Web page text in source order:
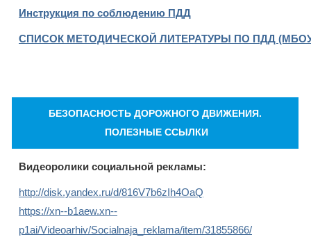
Инструкция по соблюдению ПДД
СПИСОК МЕТОДИЧЕСКОЙ ЛИТЕРАТУРЫ ПО ПДД
БЕЗОПАСНОСТЬ ДОРОЖНОГО ДВИЖЕНИЯ.
ПОЛЕЗНЫЕ ССЫЛКИ
Видеоролики социальной рекламы:
http://disk.yandex.ru/d/816V7b6zIh4OaQ
https://xn--b1aew.xn--
p1ai/Videoarhiv/Socialnaja_reklama/item/31855866/